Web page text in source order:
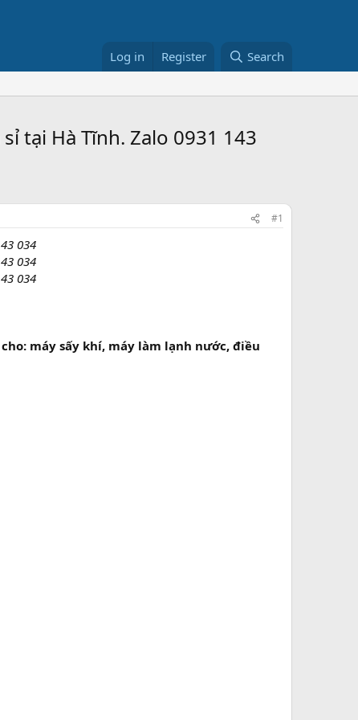
Log in Register Search
tại Hà Tĩnh. Zalo 0931 143
#1
034
034
034
máy sấy khí, máy làm lạnh nước, điều